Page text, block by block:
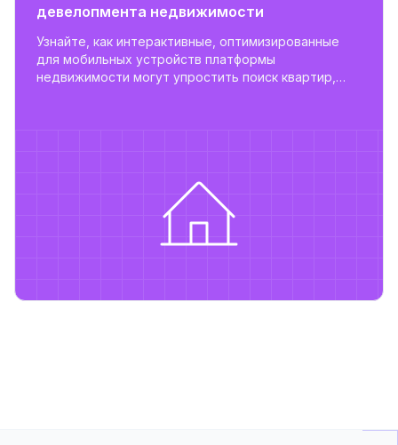
девелопмента недвижимости
Узнайте, как интерактивные, оптимизированные
для мобильных устройств платформы
недвижимости могут упростить поиск квартир,